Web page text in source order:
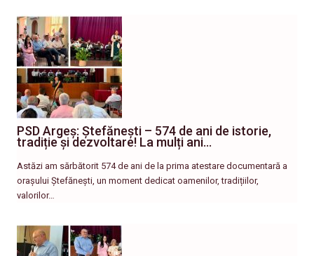
PSD Argeș: Ștefănești – 574 de ani de istorie,
tradiție și dezvoltare! La mulți ani…
Astăzi am sărbătorit 574 de ani de la prima atestare documentară a
orașului Ștefănești, un moment dedicat oamenilor, tradițiilor,
valorilor…